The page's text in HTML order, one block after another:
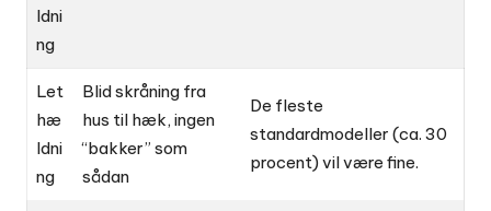
ldni
ng
Let
hæ
ldni
ng
Blid skråning fra
hus til hæk, ingen
“bakker” som
sådan
De fleste
standardmodeller (ca. 30
procent) vil være fine.